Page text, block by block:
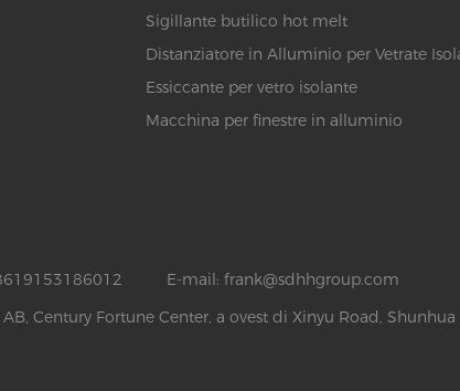
Sigillante butilico hot melt
Distanziatore in Alluminio per Vetrate
Essiccante per vetro isolante
Macchina per finestre in alluminio
E-mail: frank@sdhhgroup.com
Century Fortune Center, a ovest di Xinyu Road,